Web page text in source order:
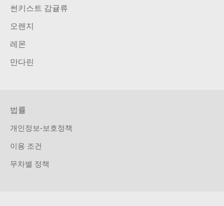
썬키스트 감귤류
오렌지
레몬
만다린
법률
개인정보-보호정책
이용 조건
무차별 정책